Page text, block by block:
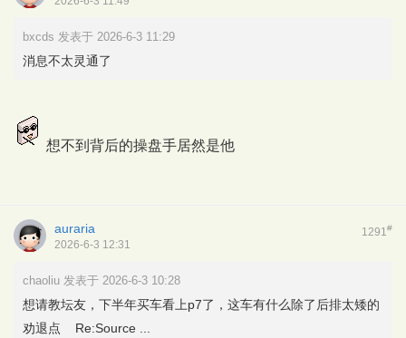
bxcds 发表于 2026-6-3 11:29
消息不太灵通了
想不到背后的操盘手居然是他
1291#
auraria
2026-6-3 12:31
chaoliu 发表于 2026-6-3 10:28
想请教坛友，下半年买车看上p7了，这车有什么除了后排太矮的
劝退点 Re:Source ...